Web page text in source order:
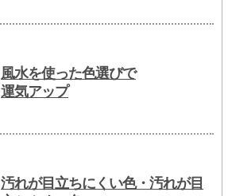
風水を使った色選びで
運気アップ
汚れが目立ちにくい色・汚れが目